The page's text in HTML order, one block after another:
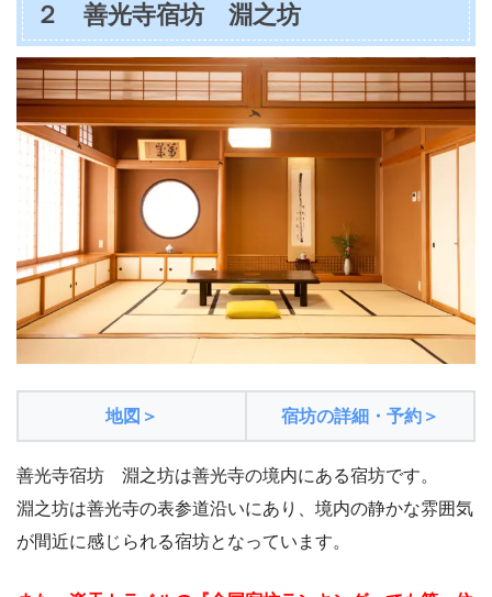
２ 善光寺宿坊 淵之坊
地図＞ 宿坊の詳細・予約＞
善光寺宿坊 淵之坊は善光寺の境内にある宿坊です。
淵之坊は善光寺の表参道沿いにあり、境内の静かな雰囲気
が間近に感じられる宿坊となっています。